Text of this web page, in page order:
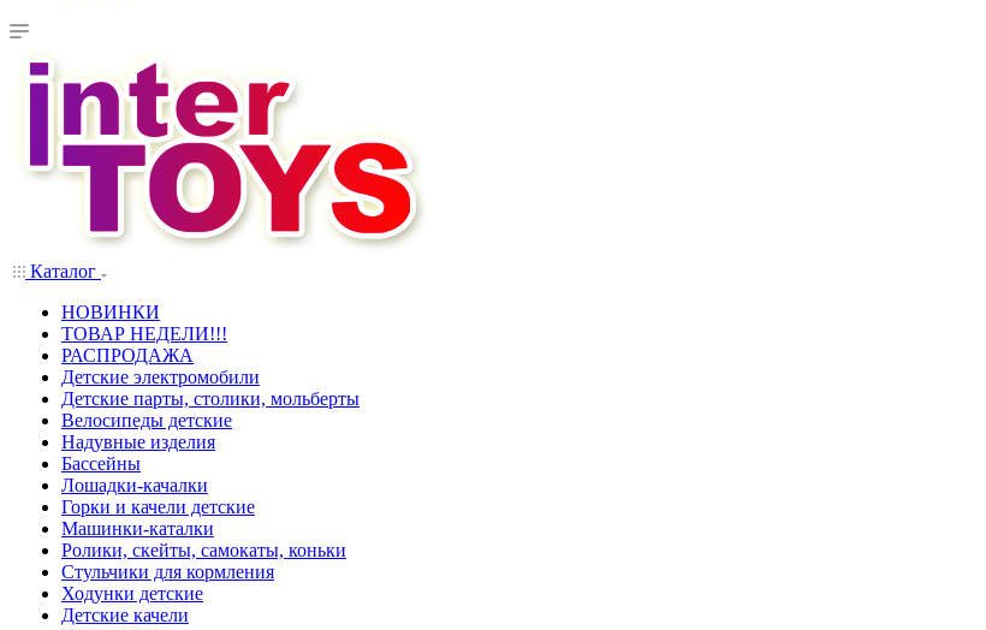
Каталог
НОВИНКИ
ТОВАР НЕДЕЛИ!!!
РАСПРОДАЖА
Детские электромобили
Детские парты, столики, мольберты
Велосипеды детские
Надувные изделия
Бассейны
Лошадки-качалки
Горки и качели детские
Машинки-каталки
Ролики, скейты, самокаты, коньки
Стульчики для кормления
Ходунки детские
Детские качели